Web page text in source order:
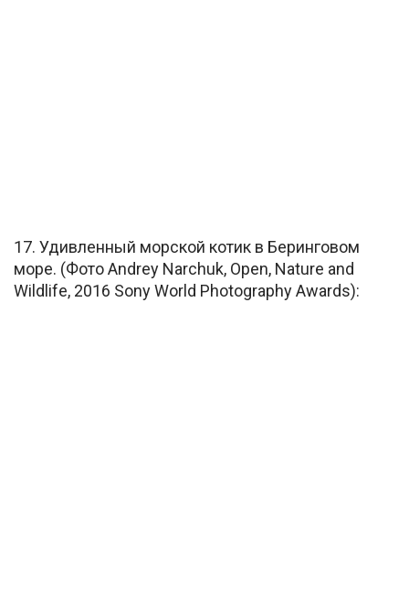
17. Удивленный морской котик в Беринговом
море. (Фото Andrey Narchuk, Open, Nature and
Wildlife, 2016 Sony World Photography Awards):